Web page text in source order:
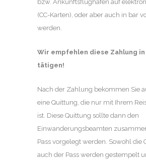
bzw. Ankunftsflughafen auf
(CC-Karten), oder aber auch in bar
werden.
Wir empfehlen diese Zahlung in
tätigen!
Nach der Zahlung bekommen Sie
eine Quittung, die nur mit Ihrem
ist. Diese Quittung sollte dann den
Einwanderungsbeamten
Pass vorgelegt werden. Sowohl die
auch der Pass werden gestempelt